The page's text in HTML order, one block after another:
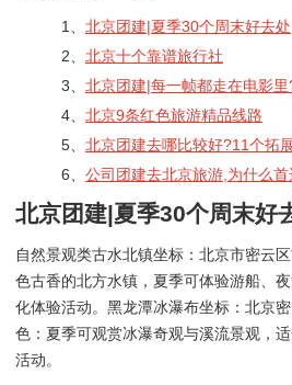
1、 北京团建|夏季30个周末好去处
2、 北京十个靠谱旅行社
3、 北京团建|每一帧都走在电影里
4、 北京9条红色旅游精品线路
5、 北京团建去哪比较好?11个拓
6、 公司团建去北京旅游,为什么
北京团建|夏季30个周末好
自然景观类古水北镇坐标：北京市密云
色古香的北方水镇，夏季可体验游船、
化体验活动。黑龙潭冰瀑布坐标：北京
色：夏季可观赏冰瀑奇观与溪流景观，
活动。